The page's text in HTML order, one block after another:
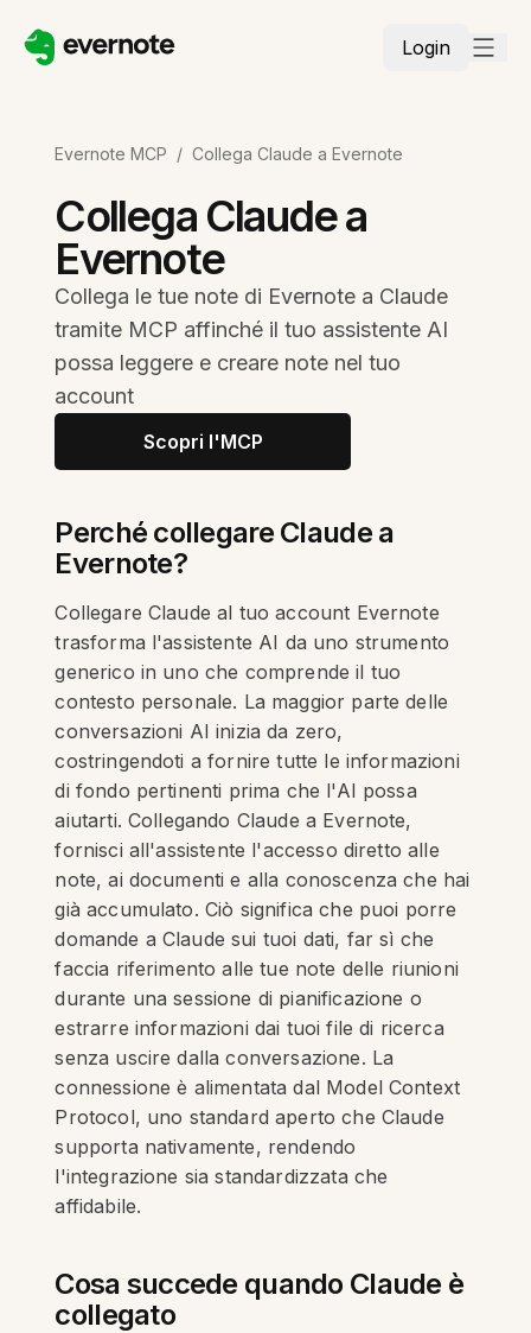
Login
Evernote MCP / Collega Claude a Evernote
Collega Claude a
Evernote
Collega le tue note di Evernote a Claude
tramite MCP affinché il tuo assistente AI
possa leggere e creare note nel tuo
account
Scopri l'MCP
Perché collegare Claude a
Evernote?
Collegare Claude al tuo account Evernote
trasforma l'assistente AI da uno strumento
generico in uno che comprende il tuo
contesto personale. La maggior parte delle
conversazioni AI inizia da zero,
costringendoti a fornire tutte le informazioni
di fondo pertinenti prima che l'AI possa
aiutarti. Collegando Claude a Evernote,
fornisci all'assistente l'accesso diretto alle
note, ai documenti e alla conoscenza che hai
già accumulato. Ciò significa che puoi porre
domande a Claude sui tuoi dati, far sì che
faccia riferimento alle tue note delle riunioni
durante una sessione di pianificazione o
estrarre informazioni dai tuoi file di ricerca
senza uscire dalla conversazione. La
connessione è alimentata dal Model Context
Protocol, uno standard aperto che Claude
supporta nativamente, rendendo
l'integrazione sia standardizzata che
affidabile.
Cosa succede quando Claude è
collegato